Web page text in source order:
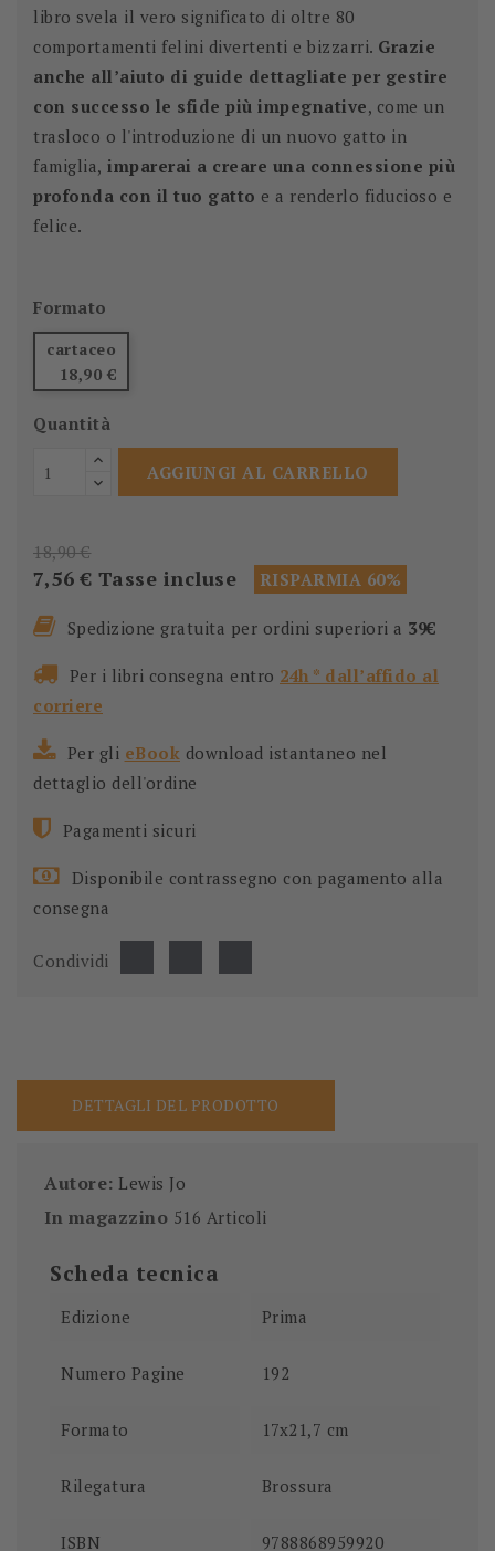
libro svela il vero significato di oltre 80
comportamenti felini divertenti e bizzarri. Grazie
anche all’aiuto di guide dettagliate per gestire
con successo le sfide più impegnative, come un
trasloco o l'introduzione di un nuovo gatto in
famiglia, imparerai a creare una connessione più
profonda con il tuo gatto e a renderlo fiducioso e
felice.
Formato
cartaceo
18,90 €
Quantità
AGGIUNGI AL CARRELLO
18,90 €
7,56 € Tasse incluse RISPARMIA 60%
Spedizione gratuita per ordini superiori a 39€
Per i libri consegna entro 24h * dall’affido al
corriere
Per gli eBook download istantaneo nel
dettaglio dell'ordine
Pagamenti sicuri
Disponibile contrassegno con pagamento alla
consegna
Condividi
DETTAGLI DEL PRODOTTO
Autore: Lewis Jo
In magazzino 516 Articoli
Scheda tecnica
Edizione Prima
Numero Pagine 192
Formato 17x21,7 cm
Rilegatura Brossura
ISBN 9788868959920